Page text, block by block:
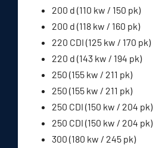
200 d (110 kw / 150 pk)
200 d (118 kw / 160 pk)
220 CDI (125 kw / 170 pk)
220 d (143 kw / 194 pk)
250 (155 kw / 211 pk)
250 (155 kw / 211 pk)
250 CDI (150 kw / 204 pk)
250 CDI (150 kw / 204 pk)
300 (180 kw / 245 pk)